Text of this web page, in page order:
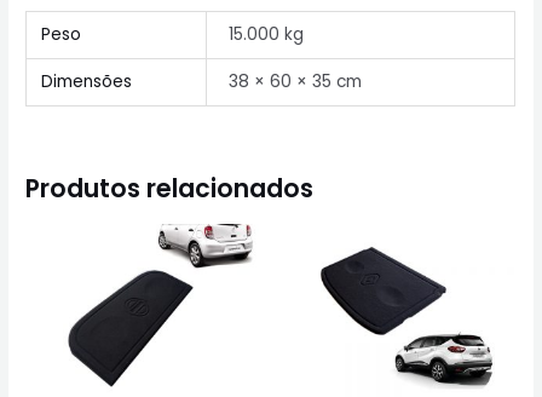
Peso 15.000 kg
Dimensões 38 × 60 × 35 cm
Produtos relacionados